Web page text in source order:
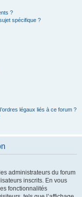
?
spécifique ?
légaux liés à ce forum ?
administrateurs du forum
inscrits. En vous
fonctionnalités